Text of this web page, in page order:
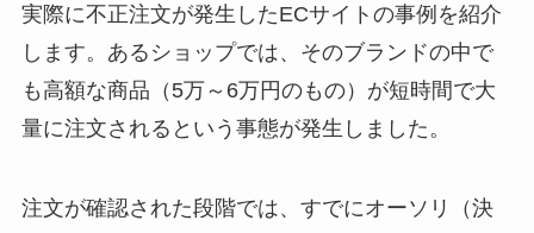
実際に不正注文が発生したECサイトの事例を紹介
します。あるショップでは、そのブランドの中で
も高額な商品（5万～6万円のもの）が短時間で大
量に注文されるという事態が発生しました。
注文が確認された段階では、すでにオーソリ（決